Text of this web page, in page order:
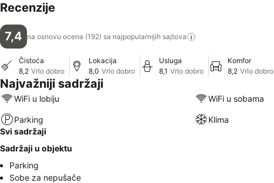
Recenzije
7,4 na osnovu ocena (192) sa najpopularnijih sajtova
Čistoća
8,2 Vrlo dobro
Lokacija
8,0 Vrlo dobro
Usluga
8,1 Vrlo dobro
Komfor
8,2 Vrlo dobro
Najvažniji sadržaji
WiFi u lobiju WiFi u sobama
Parking
Klima
Svi sadržaji
Sadržaji u objektu
Parking
Sobe za nepušače